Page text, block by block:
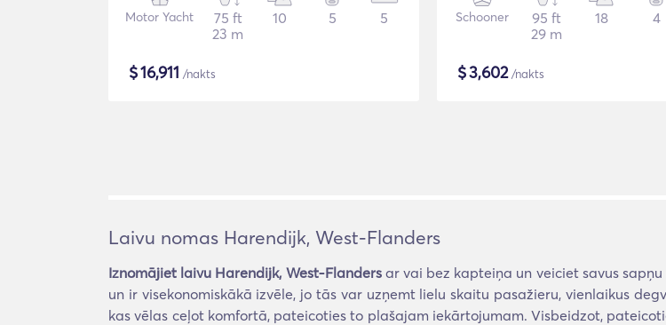
Motor Yacht
75 ft
23 m
10 5 5
$16,911 /nakts
Schooner
95 ft
29 m
18 4
$3,602/nakts
Laivu nomas Harendijk, West-Flanders
Iznomājiet laivu Harendijk, West-Flandersar vai bez kapteiņa un veiciet savus
un ir visekonomiskākā izvēle, jo tās var uzņemt lielu skaitu pasažieru, vienlaikus
kas vēlas ceļot komfortā, pateicoties to plašajam iekārtojumam. Visbeidzot,